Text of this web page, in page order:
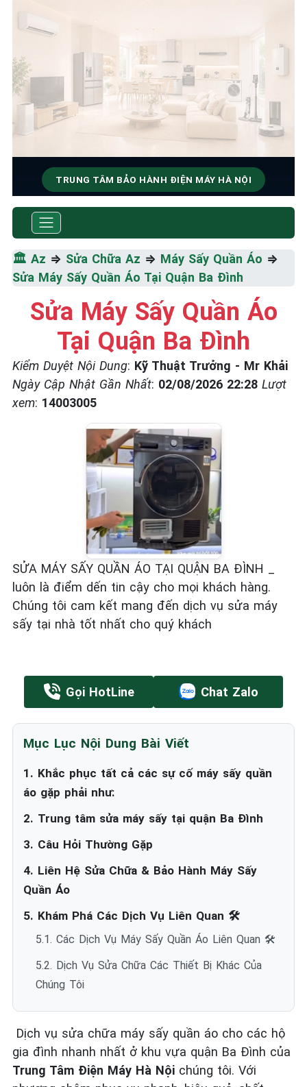
TRUNG TÂM BẢO HÀNH ĐIỆN MÁY HÀ NỘI
SỬA CHỮA & BẢO HÀNH MÁY
SẤY QUẦN ÁO
Tốc Độ Tối Đa • Chất Lượng Tối Ưu • Chi Phí Tối
Thiểu
☎️ 09.86.85.89.22
🏛️ Az ⇒ Sửa Chữa Az ⇒ Máy Sấy Quần Áo ⇒
Sửa Máy Sấy Quần Áo Tại Quận Ba Đình
Sửa Máy Sấy Quần Áo
Tại Quận Ba Đình
Kiểm Duyệt Nội Dung: Kỹ Thuật Trưởng - Mr Khải
Ngày Cập Nhật Gần Nhất: 02/08/2026 22:28 Lượt
xem: 14003005
SỬA MÁY SẤY QUẦN ÁO TẠI QUẬN BA ĐÌNH _
luôn là điểm dến tin cậy cho mọi khách hàng.
Chúng tôi cam kết mang đến dịch vụ sửa máy
sấy tại nhà tốt nhất cho quý khách
Gọi HotLine Chat Zalo
Mục Lục Nội Dung Bài Viết
1. Khắc phục tất cả các sự cố máy sấy quần
áo gặp phải như:
2. Trung tâm sửa máy sấy tại quận Ba Đình
3. Câu Hỏi Thường Gặp
4. Liên Hệ Sửa Chữa & Bảo Hành Máy Sấy
Quần Áo
5. Khám Phá Các Dịch Vụ Liên Quan 🛠️
5.1. Các Dịch Vụ Máy Sấy Quần Áo Liên Quan 🛠️
5.2. Dịch Vụ Sửa Chữa Các Thiết Bị Khác Của
Chúng Tôi
Dịch vụ sửa chữa máy sấy quần áo cho các hộ
gia đình nhanh nhất ở khu vựa quận Ba Đình của
Trung Tâm Điện Máy Hà Nội chúng tôi. Với